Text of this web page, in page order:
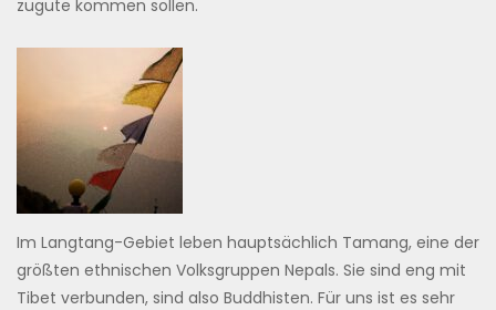
zugute kommen sollen.
Im Langtang-Gebiet leben hauptsächlich Tamang, eine der
größten ethnischen Volksgruppen Nepals. Sie sind eng mit
Tibet verbunden, sind also Buddhisten. Für uns ist es sehr